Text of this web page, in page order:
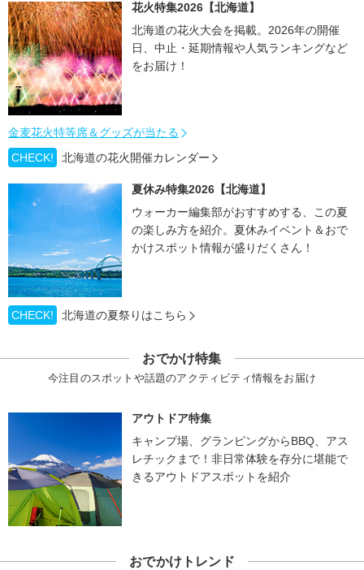
花火特集2026【北海道】
北海道の花火大会を掲載。2026年の開催
日、中止・延期情報や人気ランキングなど
をお届け！
金麦花火特等席＆グッズが当たる
CHECK!
北海道の花火開催カレンダー
夏休み特集2026【北海道】
ウォーカー編集部がおすすめする、この夏
の楽しみ方を紹介。夏休みイベント＆おで
かけスポット情報が盛りだくさん！
CHECK! 北海道の夏祭りはこちら
おでかけ特集
今注目のスポットや話題のアクティビティ情報をお届け
アウトドア特集
キャンプ場、グランピングからBBQ、アス
レチックまで！非日常体験を存分に堪能で
きるアウトドアスポットを紹介
おでかけトレンド